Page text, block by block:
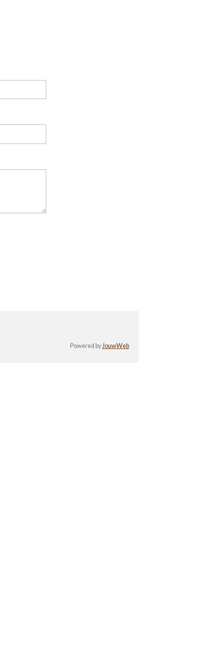
Powered by JouwWeb